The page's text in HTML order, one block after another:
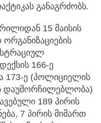
განაგრძობს.
15 მაისის
166-ე
173-ე (პოლიციელის
დაუმორჩილებლობა)
189 პირის
7 პირის მიმართ